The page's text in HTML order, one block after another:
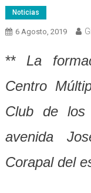
Noticias
6 Agosto, 2019
** La
Centro
Club de los
avenida
Corapal del